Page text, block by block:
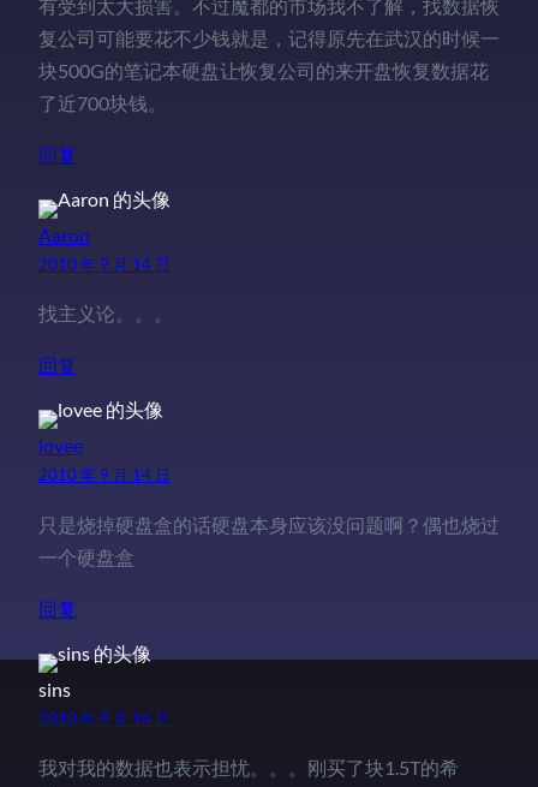
有受到太大损害。不过魔都的市场我不了解，找数据恢
复公司可能要花不少钱就是，记得原先在武汉的时候一
块500G的笔记本硬盘让恢复公司的来开盘恢复数据花
了近700块钱。
回复
Aaron
2010 年 9 月 14 日
找主义论。。。
回复
lovee
2010 年 9 月 14 日
只是烧掉硬盘盒的话硬盘本身应该没问题啊？偶也烧过
一个硬盘盒
回复
sins
2010 年 9 月 14 日
我对我的数据也表示担忧。。。刚买了块1.5T的希